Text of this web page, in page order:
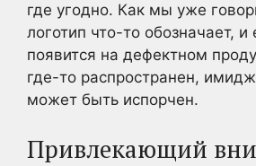
где угодно. Как мы уже
логотип что-то обозначает, и
появится на дефектном
где-то распространен,
может быть испорчен.
Привлекающий